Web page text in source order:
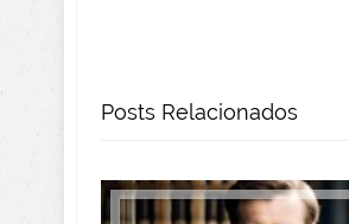
Posts Relacionados